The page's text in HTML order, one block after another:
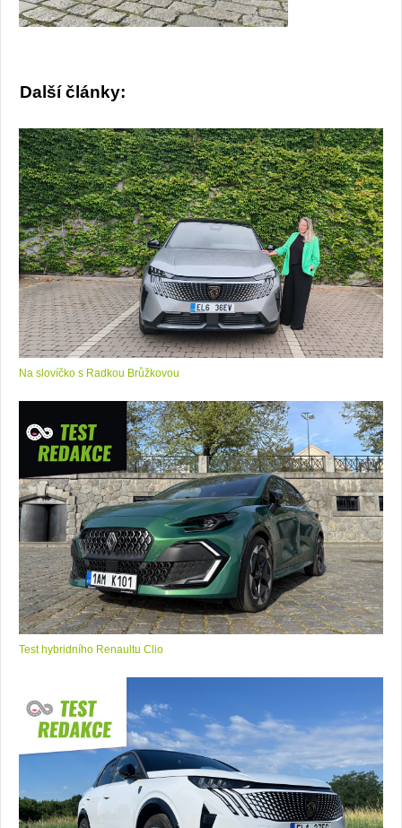
Další články:
Na slovíčko s Radkou Brůžkovou
Test hybridního Renaultu Clio